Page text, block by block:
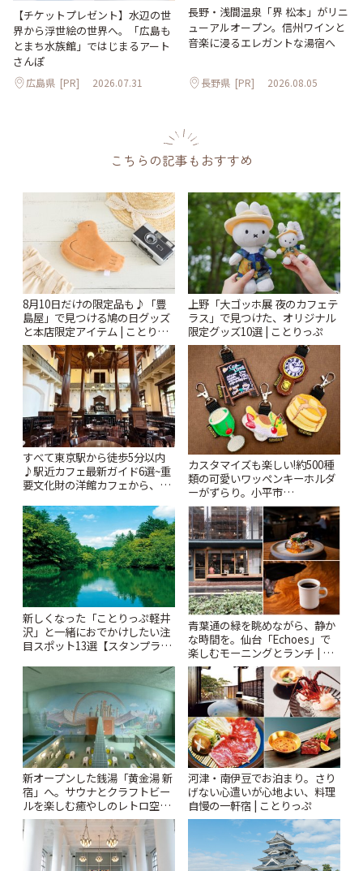
【チケットプレゼント】水辺の世
界から浮世絵の世界へ。「広島も
とまち水族館」ではじまるアート
さんぽ
広島県 [PR] 2026.07.31
長野・浅間温泉「界 松本」がリニ
ューアルオープン。信州ワインと
音楽に浸るエレガントな湯宿へ
長野県 [PR] 2026.08.05
こちらの記事もおすすめ
8月10日だけの限定品も♪「豊
島屋」で見つける鳩の日グッズ
と本店限定アイテム | ことりっ
ぷ
上野「大ゴッホ展 夜のカフェテ
ラス」で見つけた、オリジナル
限定グッズ10選 | ことりっぷ
すべて東京駅から徒歩5分以内
♪駅近カフェ最新ガイド6選~重
要文化財の洋館カフェから、改
りっぷ
カスタマイズも楽しい!約500種
類の可愛いワッペンキーホルダ
ーがずらり。小平市
「Kimamaya T&K」 | ことりっ
ぷ
新しくなった「ことりっぷ軽井
沢」と一緒におでかけしたい注
目スポット13選【スタンプラリ
青葉通の緑を眺めながら、静か
な時間を。仙台「Echoes」で
楽しむモーニングとランチ | こ
とりっぷ
新オープンした銭湯「黄金湯 新
宿」へ。サウナとクラフトビー
ルを楽しむ癒やしのレトロ空間
| ことりっぷ
河津・南伊豆でお泊まり。さり
げない心遣いが心地よい、料理
自慢の一軒宿 | ことりっぷ